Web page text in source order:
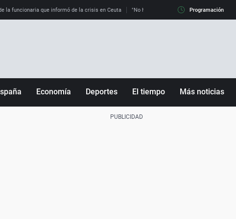
la funcionaria que informó de la crisis en Ceuta "No hay mafias, que no nos engañen":
Programación
Economía Deportes El tiempo Más noticias